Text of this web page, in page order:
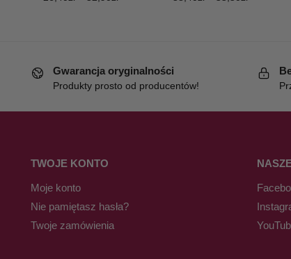
Gwarancja oryginalności
Produkty prosto od producentów!
TWOJE KONTO
Moje konto
Nie pamiętasz hasła?
Twoje zamówienia